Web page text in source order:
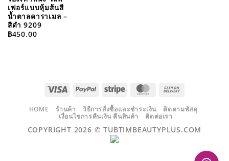
เฟอร์แบบหุ้มส้นสี
น้ำตาลคาราเมล –
สีดำ 9209
฿450.00
VISA PAYPALSTRIPE MASTERCARD
DELIVERY
HOME ร้านค้า วิธีการสั่งซื้อและชำระเงิน
ติดตามพัสดุ
เงื่อนไขการคืนเงิน คืนสินค้า
ติดต่อเรา
COPYRIGHT 2026 ©TUBTIMBEAUTYPLUS.COM